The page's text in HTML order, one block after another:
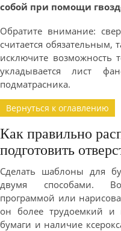
собой при помощи
Обратите внимание:
считается
исключите возможность
укладывается лист
подматрасника.
Вернуться к оглавлению
Как правильно
подготовить
Сделать шаблоны для
двумя способами.
программой или
он более трудоемкий и
бумаги и наличие